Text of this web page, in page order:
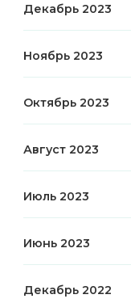
Декабрь 2023
Ноябрь 2023
Октябрь 2023
Август 2023
Июль 2023
Июнь 2023
Декабрь 2022